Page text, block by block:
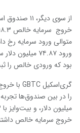
از سوی
ورود ۷۴.۸۷
بود که ورودی خالص را
خروج سرمایه خالص